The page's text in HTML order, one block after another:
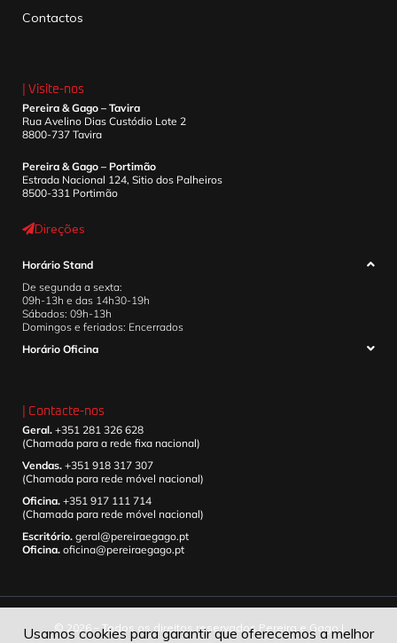
Contactos
| Visite-nos
Pereira & Gago – Tavira
Rua Avelino Dias Custódio Lote 2
8800-737 Tavira
Pereira & Gago – Portimão
Estrada Nacional 124, Sitio dos Palheiros
8500-331 Portimão
Direções
Horário Stand
De segunda a sexta:
09h-13h e das 14h30-19h
Sábados: 09h-13h
Domingos e feriados: Encerrados
Horário Oficina
| Contacte-nos
Geral. +351 281 326 628
(Chamada para a rede fixa nacional)
Vendas. +351 918 317 307
(Chamada para rede móvel nacional)
Oficina. +351 917 111 714
(Chamada para rede móvel nacional)
Escritório. geral@pereiraegago.pt
Oficina. oficina@pereiraegago.pt
© 2026 – Todos os direitos reservados Pereira e Gago |
Usamos cookies para garantir que oferecemos a melhor